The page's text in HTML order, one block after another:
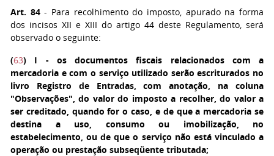
Art. 84- Para recolhimento do imposto, apurado na forma
dos incisos XII e XIII do artigo 44 deste Regulamento, será
observado o seguinte:
(63) I - os documentos fiscais relacionados com a
mercadoria e com o serviço utilizado serão escriturados no
livro Registro de Entradas, com anotação, na coluna
"Observações", do valor do imposto a recolher, do valor a
ser creditado, quando for o caso, e de que a mercadoria se
destina a uso, consumo ou imobilização, no
estabelecimento, ou de que o serviço não está vinculado a
operação ou prestação subseqüente tributada;